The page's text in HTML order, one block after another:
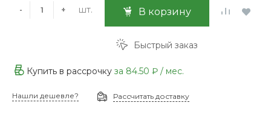
- + шт. В корзину
Быстрый заказ
Купить в рассрочку за 84.50 ₽ / мес.
Нашли дешевле? Рассчитать доставку